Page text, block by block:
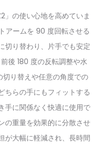
」の使い心地を高めていま
アームを 90 度回転させる
切り替わり、片手でも安定
後 180 度の反転調整や水
り替えや任意の角度での
ちらの手にもフィットする
手に関係なく快適に使用で
の重量を効果的に分散させ
が大幅に軽減され、長時間